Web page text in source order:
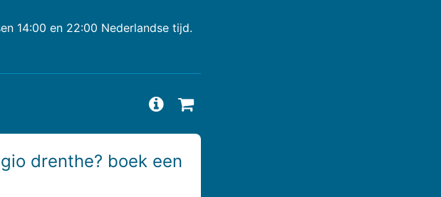
14:00 en 22:00 Nederlandse tijd.
drenthe? boek een
Vragen en antwoorden bekijken
Beschikbaarheid aanvragen